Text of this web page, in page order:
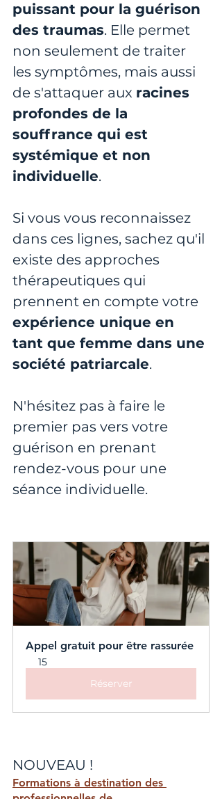
puissant pour la guérison
des traumas. Elle permet
non seulement de traiter
les symptômes, mais aussi
de s'attaquer aux racines
profondes de la
souffrance qui est
systémique et non
individuelle.
Si vous vous reconnaissez
dans ces lignes, sachez qu'il
existe des approches
thérapeutiques qui
prennent en compte votre
expérience unique en
tant que femme dans une
société patriarcale.
N'hésitez pas à faire le
premier pas vers votre
guérison en prenant
rendez-vous pour une
séance individuelle.
Appel gratuit pour être rassurée
15
Réserver
NOUVEAU !
Formations à destination des